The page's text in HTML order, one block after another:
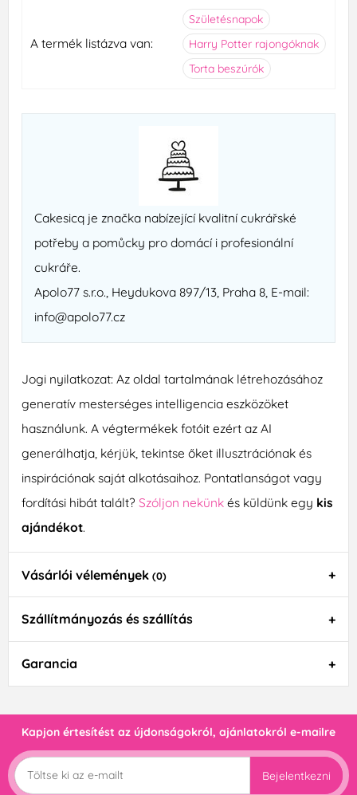
A termék listázva van:
Születésnapok
Harry Potter rajongóknak
Torta beszúrók
Cakesicq je značka nabízející kvalitní cukrářské
potřeby a pomůcky pro domácí i profesionální
cukráře.
Apolo77 s.r.o., Heydukova 897/13, Praha 8, E-mail:
info@apolo77.cz
Jogi nyilatkozat: Az oldal tartalmának létrehozásához
generatív mesterséges intelligencia eszközöket
használunk. A végtermékek fotóit ezért az AI
generálhatja, kérjük, tekintse őket illusztrációnak és
inspirációnak saját alkotásaihoz. Pontatlanságot vagy
fordítási hibát talált? Szóljon nekünkés küldünk egy kis
ajándékot.
Vásárlói vélemények (0)
Szállítmányozás és szállítás
Garancia
Kapjon értesítést az újdonságokról, ajánlatokról e-mailre
Bejelentkezni